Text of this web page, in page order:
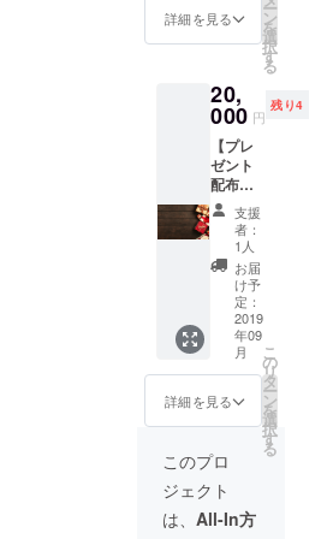
合、備
ト」と
記入を
お願い
いたし
ます）
チケッ
トは
メール
等で配
信いた
します
ので、
メール
アドレ
スを必
ず記載
して下
日に配
布する
リーフ
へ、当
イベン
トへ協
力して
頂いて
いる、
協賛企
業とし
てをお
名前を
掲載さ
せて頂
きま
す。 PR
やCSR
の一助
となれ
詳細を見る ー
ン
を
選
択
す
る
20,
000 円
残り4
【プレ
ゼント
配布の
ご協力
20,000
円（税
込）】
当日来
場する
学生や
社会人
へ、粗
品など
をプレ
ゼント
する権
利で
す。 参
加人数
分をご
用意い
支援
者：
1人
お届
け予
定：
2019
年09
月
詳細を見る
こ
の
リ
タ
ー
ン
を
選
択
す
る
このプロ
ジェクト
は、 All-In方